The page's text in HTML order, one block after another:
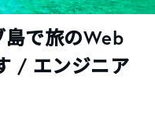
島で旅のWeb
/ エンジニア